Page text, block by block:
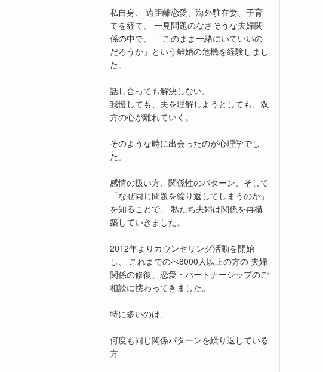
私自身、 遠距離恋愛、海外駐在妻、子育
てを経て、 一見問題のなさそうな夫婦関
係の中で、 「このまま一緒にいていいの
だろうか」という離婚の危機を経験しまし
た。
話し合っても解決しない。
我慢しても、夫を理解しようとしても、双
方の心が離れていく。
そのような時に出会ったのが心理学でし
た。
感情の扱い方、関係性のパターン、そして
「なぜ同じ問題を繰り返してしまうのか」
を知ることで、 私たち夫婦は関係を再構
築していきました。
2012年よりカウンセリング活動を開始
し、 これまでのべ8000人以上の方の 夫婦
関係の修復、恋愛・パートナーシップのご
相談に携わってきました。
特に多いのは、
何度も同じ関係パターンを繰り返している
方